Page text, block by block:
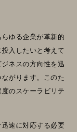
ゆる企業が革新的
入したいと考えて
ネスの方向性を迅
がります。このた
のスケーラビリテ
速に対応する必要